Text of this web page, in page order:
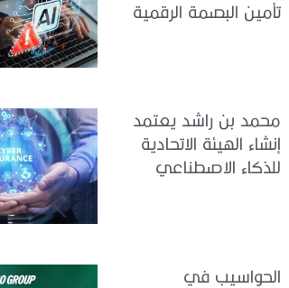
تأمين البصمة الرقمية
محمد بن راشد يعتمد
إنشاء الهيئة الاتحادية
للذكاء الاصطناعي
الحواسيب في